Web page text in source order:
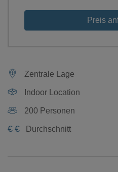
Preis
Zentrale Lage
Indoor Location
200 Personen
€ € Durchschnitt